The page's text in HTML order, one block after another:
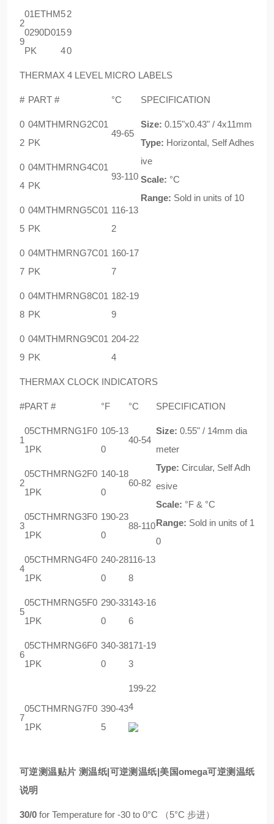
2
9
01ETHM
0290D01
PK
5
5
4
2
9
0
THERMAX 4 LEVEL MICRO LABELS
# PART # °C SPECIFICATION
0
2
04MTHMRNG2C01
PK
49-65
Size: 0.15"x0.43" / 4x11mm
Type: Horizontal, Self Adhes
ive
Scale: °C
Range: Sold in units of 10
0
4
04MTHMRNG4C01
PK
93-110
0
5
04MTHMRNG5C01
PK
116-13
2
0
7
04MTHMRNG7C01
PK
160-17
7
0
8
04MTHMRNG8C01
PK
182-19
9
0
9
04MTHMRNG9C01
PK
204-22
4
THERMAX CLOCK INDICATORS
#PART # °F °C SPECIFICATION
1
05CTHMRNG1F0
1PK
105-13
0
40-54
Size: 0.55" / 14mm dia
meter
Type: Circular, Self Adh
esive
Scale: °F & °C
Range: Sold in units of 1
0
2
05CTHMRNG2F0
1PK
140-18
0
60-82
3
05CTHMRNG3F0
1PK
190-23
0
88-110
4
05CTHMRNG4F0
1PK
240-28
0
116-13
8
5
05CTHMRNG5F0
1PK
290-33
0
143-16
6
6
05CTHMRNG6F0
1PK
340-38
0
171-19
3
7
05CTHMRNG7F0
1PK
390-43
5
199-22
4
可逆测温贴片 测温纸|可逆测温纸|美国omega可逆测温纸
说明
30/0 for Temperature for -30 to 0°C （5°C 步进）